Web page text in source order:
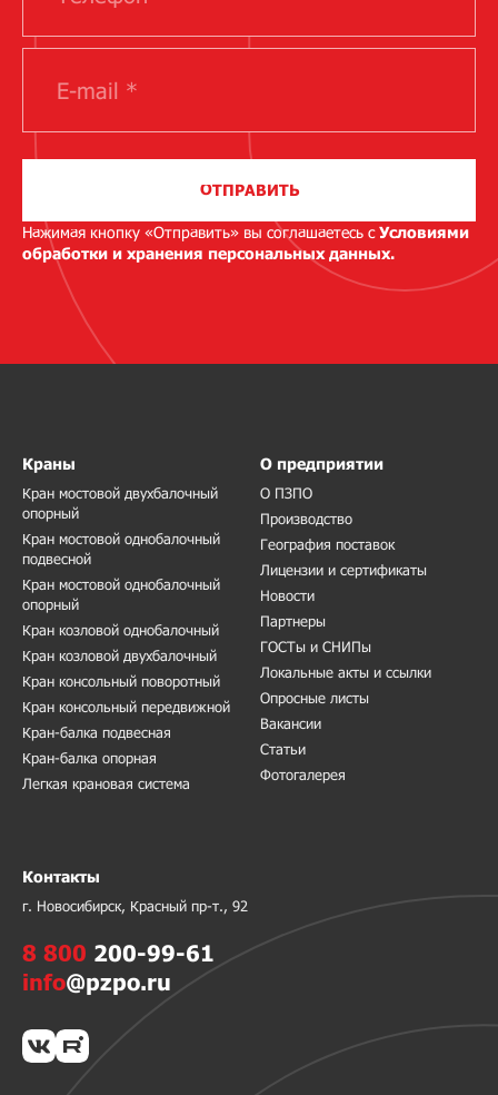
ОТПРАВИТЬ
Нажимая кнопку «Отправить» вы соглашаетесь сУсловиями
обработки и хранения персональных данных.
Краны
Кран мостовой двухбалочный
опорный
Кран мостовой однобалочный
подвесной
Кран мостовой однобалочный
опорный
Кран козловой однобалочный
Кран козловой двухбалочный
Кран консольный поворотный
Кран консольный передвижной
Кран-балка подвесная
Кран-балка опорная
Легкая крановая система
О предприятии
О ПЗПО
Производство
География поставок
Лицензии и сертификаты
Новости
Партнеры
ГОСТы и СНИПы
Локальные акты и ссылки
Опросные листы
Вакансии
Статьи
Фотогалерея
Контакты
г. Новосибирск, Красный пр-т., 92
8 800 200-99-61
info@pzpo.ru